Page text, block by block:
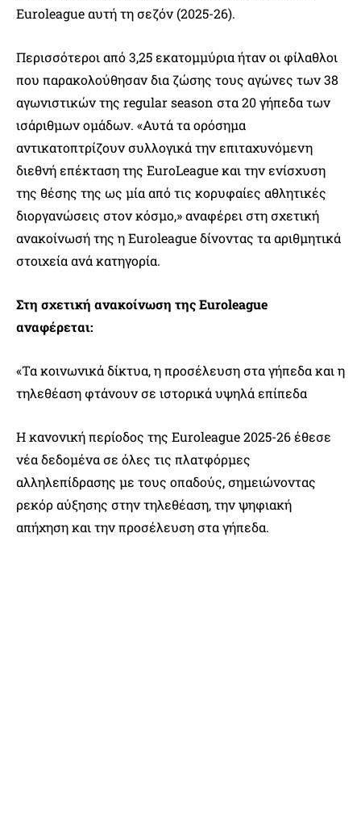
Euroleague αυτή τη σεζόν (2025-26).
Περισσότεροι από 3,25 εκατομμύρια ήταν οι φίλαθλοι
που παρακολούθησαν δια ζώσης τους αγώνες των 38
αγωνιστικών της regular season στα 20 γήπεδα των
ισάριθμων ομάδων. «Αυτά τα ορόσημα
αντικατοπτρίζουν συλλογικά την επιταχυνόμενη
διεθνή επέκταση της EuroLeague και την ενίσχυση
της θέσης της ως μία από τις κορυφαίες αθλητικές
διοργανώσεις στον κόσμο,» αναφέρει στη σχετική
ανακοίνωσή της η Euroleague δίνοντας τα αριθμητικά
στοιχεία ανά κατηγορία.
Στη σχετική ανακοίνωση της Euroleague
αναφέρεται:
«Τα κοινωνικά δίκτυα, η προσέλευση στα γήπεδα και η
τηλεθέαση φτάνουν σε ιστορικά υψηλά επίπεδα
Η κανονική περίοδος της Euroleague 2025-26 έθεσε
νέα δεδομένα σε όλες τις πλατφόρμες
αλληλεπίδρασης με τους οπαδούς, σημειώνοντας
ρεκόρ αύξησης στην τηλεθέαση, την ψηφιακή
απήχηση και την προσέλευση στα γήπεδα.